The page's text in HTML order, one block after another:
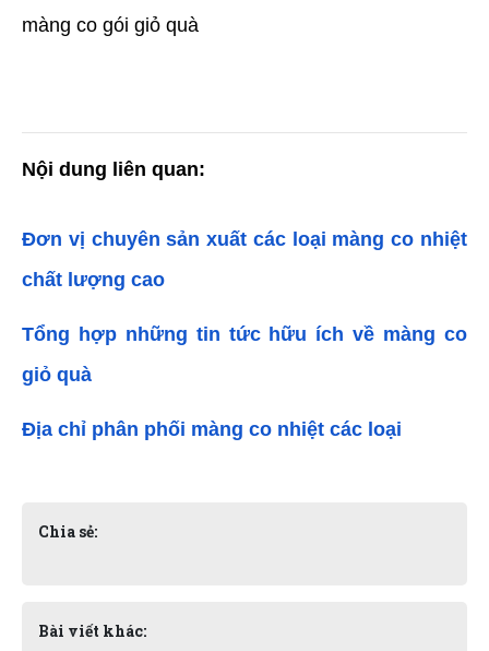
màng co gói giỏ quà
Nội dung liên quan:
Đơn vị chuyên sản xuất các loại màng co nhiệt
chất lượng cao
Tổng hợp những tin tức hữu ích về màng co
giỏ quà
Địa chỉ phân phối màng co nhiệt các loại
Chia sẻ:
Bài viết khác: